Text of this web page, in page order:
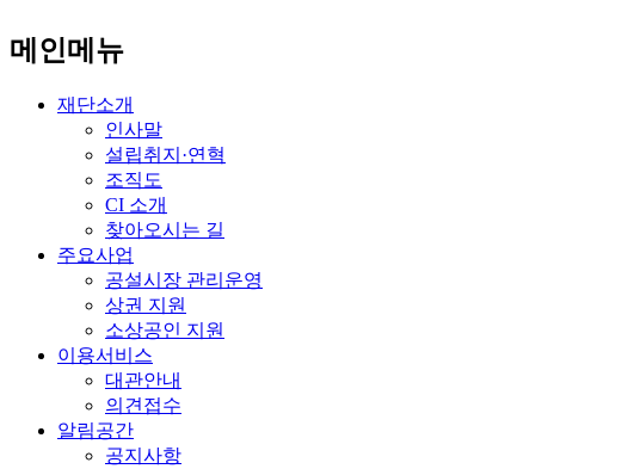
메인메뉴
재단소개
인사말
설립취지·연혁
조직도
CI 소개
찾아오시는 길
주요사업
공설시장 관리운영
상권 지원
소상공인 지원
이용서비스
대관안내
의견접수
알림공간
공지사항